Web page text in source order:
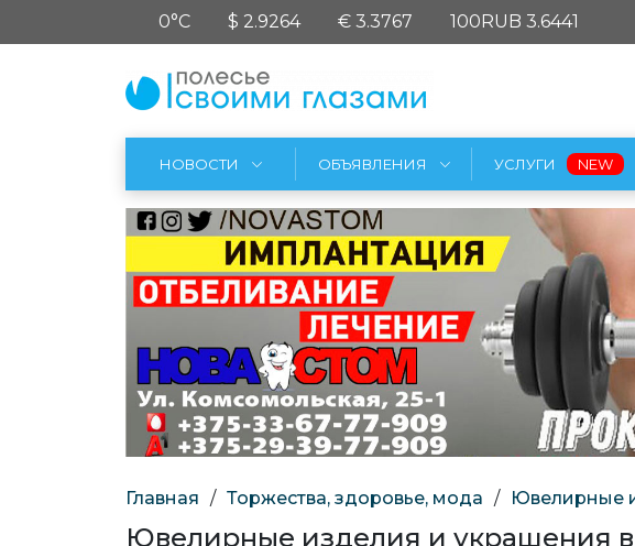
0°C $ 2.9264 € 3.3767 100RUB 3.6441
НОВОСТИ ОБЪЯВЛЕНИЯ УСЛУГИ
Главная / Торжества, здоровье, мода / Ювелирные
Ювелирные изделия и украшения